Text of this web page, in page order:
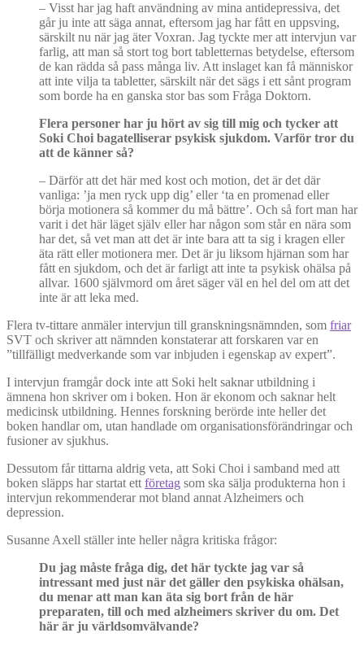
– Visst har jag haft användning av mina antidepressiva, det
går ju inte att säga annat, eftersom jag har fått en uppsving,
särskilt nu när jag äter Voxran. Jag tyckte mer att intervjun var
farlig, att man så stort tog bort tabletternas betydelse, eftersom
de kan rädda så pass många liv. Att inslaget kan få människor
att inte vilja ta tabletter, särskilt när det sägs i ett sånt program
som borde ha en ganska stor bas som Fråga Doktorn.
Flera personer har ju hört av sig till mig och tycker att
Soki Choi bagatelliserar psykisk sjukdom. Varför tror du
att de känner så?
– Därför att det här med kost och motion, det är det där
vanliga: ’ja men ryck upp dig’ eller ‘ta en promenad eller
börja motionera så kommer du må bättre’. Och så fort man har
varit i det här läget själv eller har någon som står en nära som
har det, så vet man att det är inte bara att ta sig i kragen eller
äta rätt eller motionera mer. Det är ju liksom hjärnan som har
fått en sjukdom, och det är farligt att inte ta psykisk ohälsa på
allvar. 1600 självmord om året säger väl en hel del om att det
inte är att leka med.
Flera tv-tittare anmäler intervjun till granskningsnämnden, som friar
SVT och skriver att nämnden konstaterar att forskaren var en
”tillfälligt medverkande som var inbjuden i egenskap av expert”.
I intervjun framgår dock inte att Soki helt saknar utbildning i
ämnena hon skriver om i boken. Hon är ekonom och saknar helt
medicinsk utbildning. Hennes forskning berörde inte heller det
boken handlar om, utan handlade om organisationsförändringar och
fusioner av sjukhus.
Dessutom får tittarna aldrig veta, att Soki Choi i samband med att
boken släpps har startat ett företag som ska sälja produkterna hon i
intervjun rekommenderar mot bland annat Alzheimers och
depression.
Susanne Axell ställer inte heller några kritiska frågor:
Du jag måste fråga dig, det här tyckte jag var så
intressant med just när det gäller den psykiska ohälsan,
du menar att man kan äta sig bort från de här
preparaten, till och med alzheimers skriver du om. Det
här är ju världsomvälvande?